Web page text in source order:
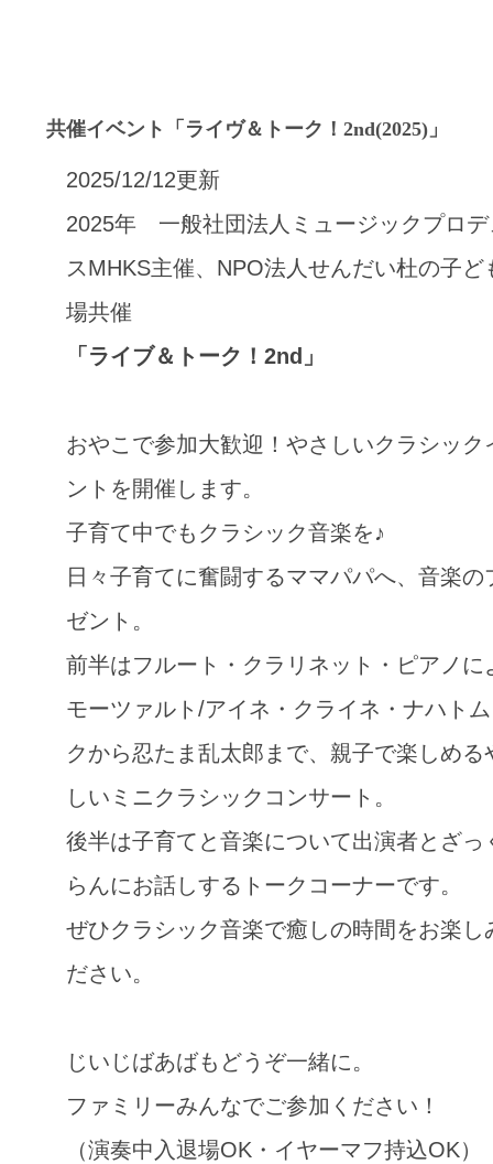
共催イベント「ライヴ＆トーク！2nd(2025)」
2025/12/12更新
2025年 一般社団法人ミュージックプロデ
スMHKS主催、NPO法人せんだい杜の子ど
場共催
「ライブ＆トーク！2nd」
おやこで参加大歓迎！やさしいクラシック
ントを開催します。
子育て中でもクラシック音楽を♪
日々子育てに奮闘するママパパへ、音楽の
ゼント。
前半はフルート・クラリネット・ピアノに
モーツァルト/アイネ・クライネ・ナハト
クから忍たま乱太郎まで、親子で楽しめる
しいミニクラシックコンサート。
後半は子育てと音楽について出演者とざっ
らんにお話しするトークコーナーです。
ぜひクラシック音楽で癒しの時間をお楽し
ださい。
じいじばあばもどうぞ一緒に。
ファミリーみんなでご参加ください！
（演奏中入退場OK・イヤーマフ持込OK）